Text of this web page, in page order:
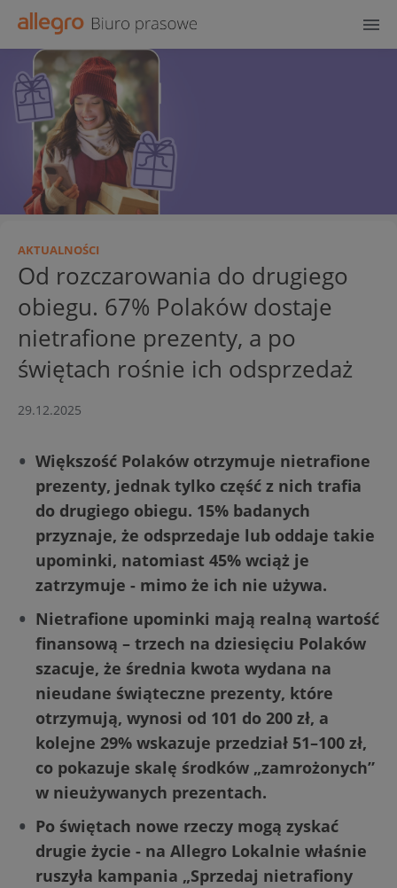
AKTUALNOŚCI
Od rozczarowania do drugiego
obiegu. 67% Polaków dostaje
nietrafione prezenty, a po
świętach rośnie ich odsprzedaż
29.12.2025
Większość Polaków otrzymuje nietrafione
prezenty, jednak tylko część z nich trafia
do drugiego obiegu. 15% badanych
przyznaje, że odsprzedaje lub oddaje takie
upominki, natomiast 45% wciąż je
zatrzymuje - mimo że ich nie używa.
Nietrafione upominki mają realną wartość
finansową – trzech na dziesięciu Polaków
szacuje, że średnia kwota wydana na
nieudane świąteczne prezenty, które
otrzymują, wynosi od 101 do 200 zł, a
kolejne 29% wskazuje przedział 51–100 zł,
co pokazuje skalę środków „zamrożonych”
w nieużywanych prezentach.
Po świętach nowe rzeczy mogą zyskać
drugie życie - na Allegro Lokalnie właśnie
ruszyła kampania „Sprzedaj nietrafiony